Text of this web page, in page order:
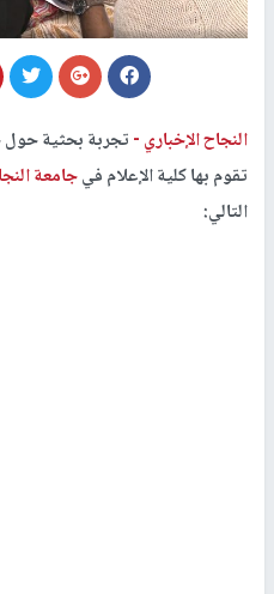
النجاح الإخباري -تجربة بحثية حول
تقوم بها كلية الإعلام فيجامعة
التالي: